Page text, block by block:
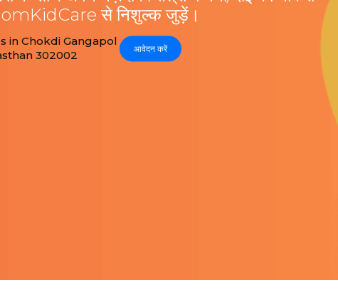
से निशुल्क जुड़ें।
in Chokdi Gangapol
302002
आवेदन करें